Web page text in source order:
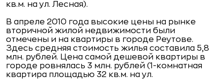
кв.м. на ул. Лесная).
В апреле 2010 года высокие цены на рынке
вторичной жилой недвижимости были
отмечены и на квартиры в городе Реутове.
Здесь средняя стоимость жилья составила 5,8
млн. рублей. Цена самой дешевой квартиры в
городе ровнялась 3 млн. рублей (1-комнатная
квартира площадью 32 кв.м. на ул.